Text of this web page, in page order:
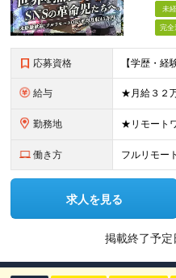
未
完全
応募資格
給与
勤務地
働き方 フルリモー
求人を見る
掲載終了予定